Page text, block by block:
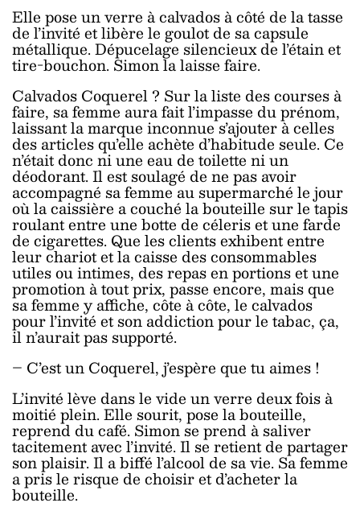
Elle pose un verre à calvados à côté de la tasse
de l’invité et libère le goulot de sa capsule
métallique. Dépucelage silencieux de l’étain et
tire-bouchon. Simon la laisse faire.
Calvados Coquerel ? Sur la liste des courses à
faire, sa femme aura fait l’impasse du prénom,
laissant la marque inconnue s’ajouter à celles
des articles qu’elle achète d’habitude seule. Ce
n’était donc ni une eau de toilette ni un
déodorant. Il est soulagé de ne pas avoir
accompagné sa femme au supermarché le jour
où la caissière a couché la bouteille sur le tapis
roulant entre une botte de céleris et une farde
de cigarettes. Que les clients exhibent entre
leur chariot et la caisse des consommables
utiles ou intimes, des repas en portions et une
promotion à tout prix, passe encore, mais que
sa femme y affiche, côte à côte, le calvados
pour l’invité et son addiction pour le tabac, ça,
il n’aurait pas supporté.
– C’est un Coquerel, j’espère que tu aimes !
L’invité lève dans le vide un verre deux fois à
moitié plein. Elle sourit, pose la bouteille,
reprend du café. Simon se prend à saliver
tacitement avec l’invité. Il se retient de partager
son plaisir. Il a biffé l’alcool de sa vie. Sa femme
a pris le risque de choisir et d’acheter la
bouteille.